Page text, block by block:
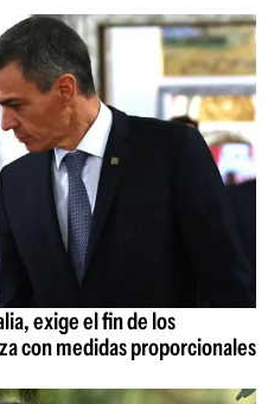
exige el fin de los
con medidas proporcionales